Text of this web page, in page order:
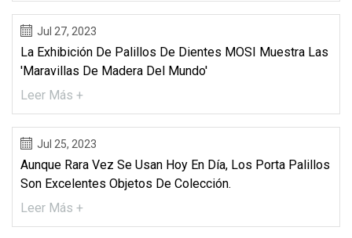
Jul 27, 2023
La Exhibición De Palillos De Dientes MOSI Muestra Las
'Maravillas De Madera Del Mundo'
Leer Más +
Jul 25, 2023
Aunque Rara Vez Se Usan Hoy En Día, Los Porta Palillos
Son Excelentes Objetos De Colección.
Leer Más +